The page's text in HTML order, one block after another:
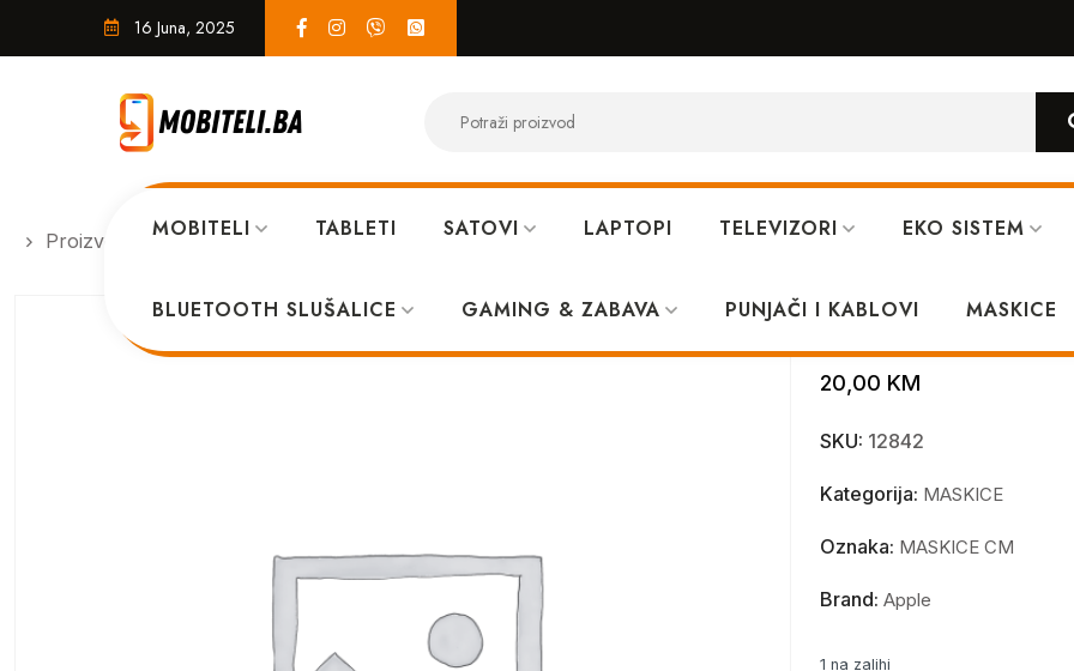
16 Juna, 2025
MOBITELI TABLETI SATOVI LAPTOPI TELEVIZORI EKO SISTEM
BLUETOOTH SLUŠALICE GAMING & ZABAVA PUNJAČI I KABLOVI MASKICE
Proizvodi MASKICE GUESS iPhone 15 PRO A3
GUESS
20,00 KM
SKU: 12842
Kategorija: MASKICE
Oznaka: MASKICE CM
Brand: Apple
1 na zalihi